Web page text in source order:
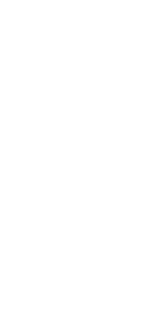
3,7 mm, RAL8017“